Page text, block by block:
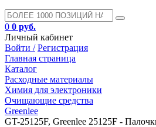
0 0 руб.
Личный кабинет
Войти / Регистрация
Главная страница
Каталог
Расходные материалы
Химия для электроники
Очищающие средства
Greenlee
GT-25125F, Greenlee 25125F -